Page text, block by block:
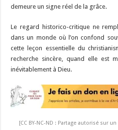
demeure un signe réel de la grâce.
Le regard historico-critique ne
dans un monde où l’on confond
cette leçon essentielle du
recherche sincère, quand elle est
inévitablement à Dieu.
[CC BY-NC-ND : Partage autorisé sur